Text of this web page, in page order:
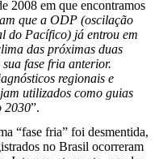
2008 em que encontramos
que a ODP (oscilação
do Pacífico) já entrou em
das próximas duas
fase fria anterior.
regionais e
utilizados como guias
2030”.
“fase fria” foi desmentida,
no Brasil ocorreram